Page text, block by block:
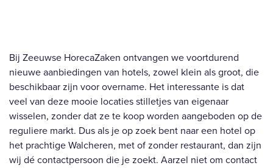
Bij Zeeuwse HorecaZaken ontvangen we voortdurend
nieuwe aanbiedingen van hotels, zowel klein als groot, die
beschikbaar zijn voor overname. Het interessante is dat
veel van deze mooie locaties stilletjes van eigenaar
wisselen, zonder dat ze te koop worden aangeboden op de
reguliere markt. Dus als je op zoek bent naar een hotel op
het prachtige Walcheren, met of zonder restaurant, dan zijn
wij dé contactpersoon die je zoekt. Aarzel niet om contact